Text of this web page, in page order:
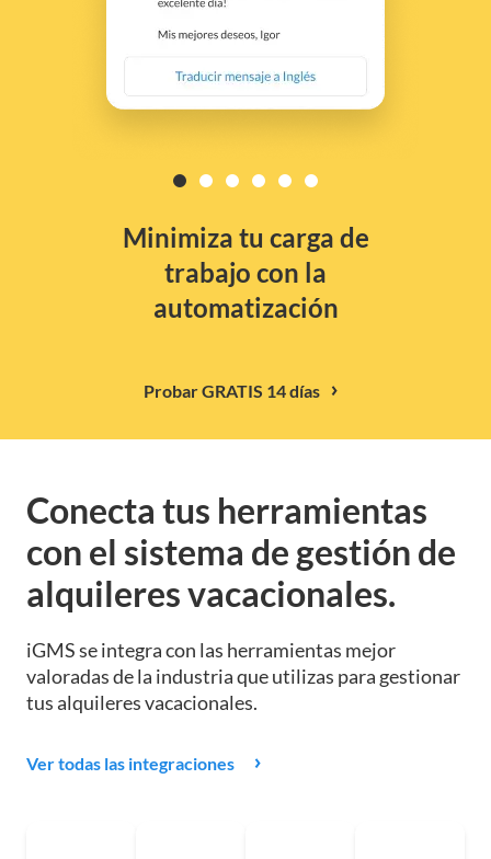
Minimiza tu carga de
trabajo con la
automatización
Probar GRATIS 14 días
Conecta tus herramientas
con el sistema de gestión de
alquileres vacacionales.
iGMS se integra con las herramientas mejor
valoradas de la industria que utilizas para gestionar
tus alquileres vacacionales.
Ver todas las integraciones